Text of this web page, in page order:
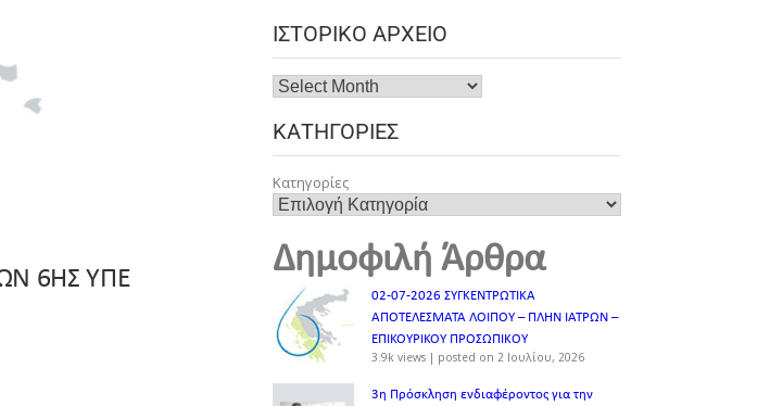
6ΗΣ ΥΠΕ
ΙΣΤΟΡΙΚΌ ΑΡΧΕΊΟ
ΚΑΤΗΓΟΡΊΕΣ
Κατηγορίες
Δημοφιλή Άρθρα
02-07-2026 ΣΥΓΚΕΝΤΡΩΤΙΚΑ
ΑΠΟΤΕΛΕΣΜΑΤΑ ΛΟΙΠΟΥ – ΠΛΗΝ ΙΑΤΡΩΝ –
ΕΠΙΚΟΥΡΙΚΟΥ ΠΡΟΣΩΠΙΚOY
3.9k views | posted on 2 Ιουλίου, 2026
3η Πρόσκληση ενδιαφέροντος για την